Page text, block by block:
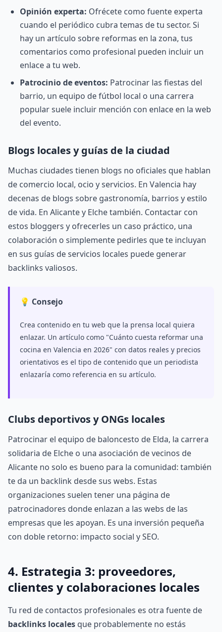
Opinión experta: Ofrécete como fuente experta
cuando el periódico cubra temas de tu sector. Si
hay un artículo sobre reformas en la zona, tus
comentarios como profesional pueden incluir un
enlace a tu web.
Patrocinio de eventos: Patrocinar las fiestas del
barrio, un equipo de fútbol local o una carrera
popular suele incluir mención con enlace en la web
del evento.
Blogs locales y guías de la ciudad
Muchas ciudades tienen blogs no oficiales que hablan
de comercio local, ocio y servicios. En Valencia hay
decenas de blogs sobre gastronomía, barrios y estilo
de vida. En Alicante y Elche también. Contactar con
estos bloggers y ofrecerles un caso práctico, una
colaboración o simplemente pedirles que te incluyan
en sus guías de servicios locales puede generar
backlinks valiosos.
💡 Consejo
Crea contenido en tu web que la prensa local quiera
enlazar. Un artículo como "Cuánto cuesta reformar una
cocina en Valencia en 2026" con datos reales y precios
orientativos es el tipo de contenido que un periodista
enlazaría como referencia en su artículo.
Clubs deportivos y ONGs locales
Patrocinar el equipo de baloncesto de Elda, la carrera
solidaria de Elche o una asociación de vecinos de
Alicante no solo es bueno para la comunidad: también
te da un backlink desde sus webs. Estas
organizaciones suelen tener una página de
patrocinadores donde enlazan a las webs de las
empresas que les apoyan. Es una inversión pequeña
con doble retorno: impacto social y SEO.
4. Estrategia 3: proveedores,
clientes y colaboraciones locales
Tu red de contactos profesionales es otra fuente de
backlinks locales que probablemente no estás